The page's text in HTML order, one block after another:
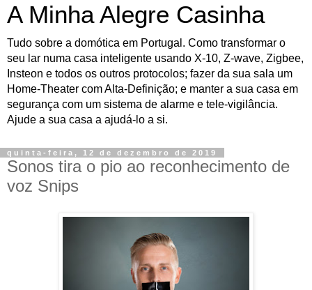
A Minha Alegre Casinha
Tudo sobre a domótica em Portugal. Como transformar o
seu lar numa casa inteligente usando X-10, Z-wave, Zigbee,
Insteon e todos os outros protocolos; fazer da sua sala um
Home-Theater com Alta-Definição; e manter a sua casa em
segurança com um sistema de alarme e tele-vigilância.
Ajude a sua casa a ajudá-lo a si.
quinta-feira, 12 de dezembro de 2019
Sonos tira o pio ao reconhecimento de
voz Snips